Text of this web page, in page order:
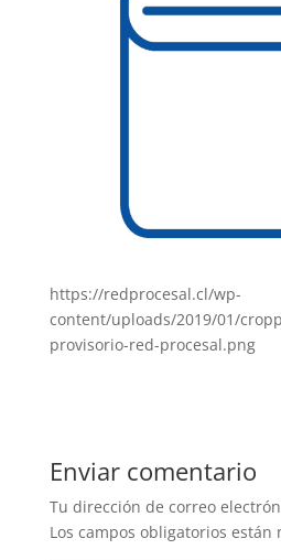
https://redprocesal.cl/wp-
content/uploads/2019/01/
provisorio-red-procesal.png
Enviar comentario
Tu dirección de correo
Los campos obligatorios están